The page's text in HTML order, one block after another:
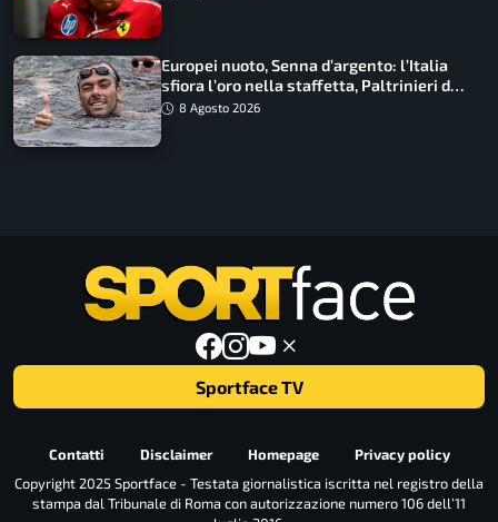
Europei nuoto, Senna d’argento: l’Italia
sfiora l’oro nella staffetta, Paltrinieri da
urlo, il bilancio azzurro
8 Agosto 2026
Sportface TV
Contatti Disclaimer Homepage
Privacy policy
Copyright 2025 Sportface - Testata giornalistica iscritta nel registro della
stampa dal Tribunale di Roma con autorizzazione numero 106 dell’11